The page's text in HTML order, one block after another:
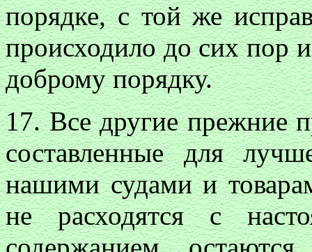
порядке, с той же
происходило до сих пор и
доброму порядку.
17. Все другие прежние
составленные для
нашими судами и
не расходятся с